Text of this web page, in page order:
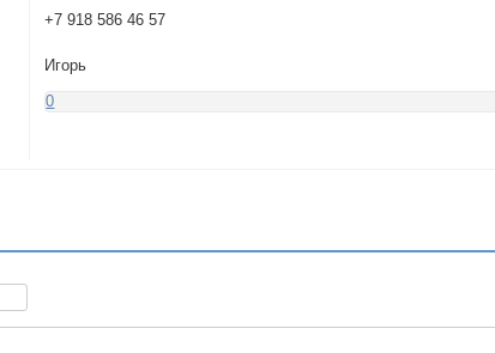
+7 918 586 46 57
Игорь
0